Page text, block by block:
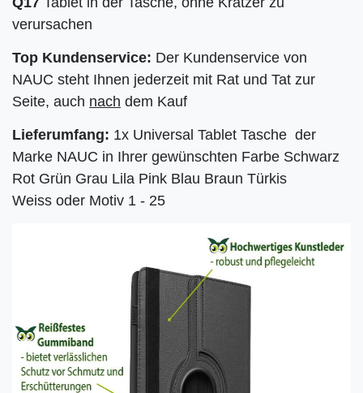
verursachen
Top Kundenservice: Der Kundenservice von
NAUC steht Ihnen jederzeit mit Rat und Tat zur
Seite, auch nach dem Kauf
Lieferumfang: 1x Universal Tablet Tasche der
Marke NAUC in Ihrer gewünschten Farbe Schwarz
Rot Grün Grau Lila Pink Blau Braun Türkis
Weiss oder Motiv 1 - 25